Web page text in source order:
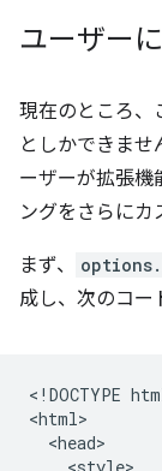
ユーザー
現在のところ、
としかできま
ーザーが拡張機
ングをさらにカ
まず、
成し、次のコー
<!DOCTYPE
<html>
  <head>
    <style>